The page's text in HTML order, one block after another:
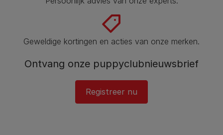
Geweldige kortingen en acties van onze merken.
Ontvang onze puppyclubnieuwsbrief
Registreer nu